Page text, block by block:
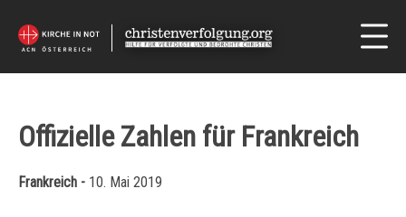
Offizielle Zahlen für Frankreich
Frankreich - 10. Mai 2019